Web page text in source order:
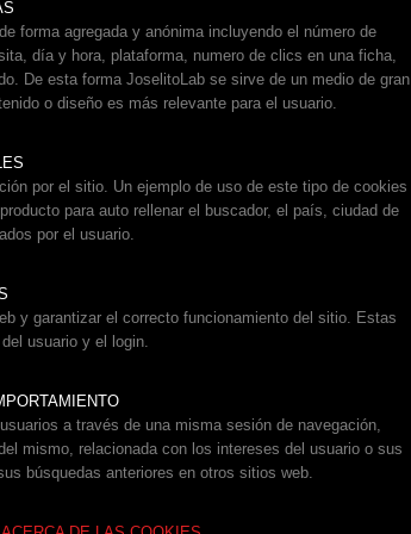
forma agregada y anónima incluyendo el número de
día y hora, plataforma, numero de clics en una ficha,
De esta forma JoselitoLab se sirve de un medio de gran
o diseño es más relevante para el usuario.
por el sitio. Un ejemplo de uso de este tipo de cookies
para auto rellenar el buscador, el país, ciudad de
por el usuario.
y garantizar el correcto funcionamiento del sitio. Estas
usuario y el login.
a través de una misma sesión de navegación,
mismo, relacionada con los intereses del usuario o sus
búsquedas anteriores en otros sitios web.